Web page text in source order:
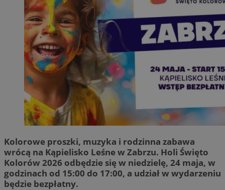
Kolorowe proszki, muzyka i rodzinna zabawa
wrócą na Kąpielisko Leśne w Zabrzu. Holi Święto
Kolorów 2026 odbędzie się w niedzielę, 24 maja, w
godzinach od 15:00 do 17:00, a udział w wydarzeniu
będzie bezpłatny.